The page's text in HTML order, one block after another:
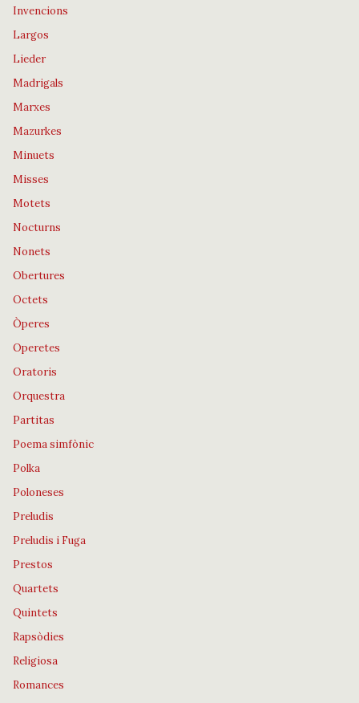
Invencions
Largos
Lieder
Madrigals
Marxes
Mazurkes
Minuets
Misses
Motets
Nocturns
Nonets
Obertures
Octets
Òperes
Operetes
Oratoris
Orquestra
Partitas
Poema simfònic
Polka
Poloneses
Preludis
Preludis i Fuga
Prestos
Quartets
Quintets
Rapsòdies
Religiosa
Romances